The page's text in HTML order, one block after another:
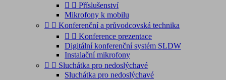
  Příslušenství
Mikrofony k mobilu
  Konferenční a průvodcovská technika
  Konference prezentace
Digitální konferenční systém SLDW
Instalační mikrofony
  Sluchátka pro nedoslýchavé
Sluchátka pro nedoslýchavé